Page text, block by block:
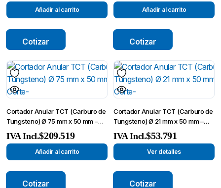
Añadir al carrito
Cotizar
Añadir al carrito
Cotizar
Cortador Anular TCT (Carburo de
Tungsteno) Ø 75 mm x 50 mm –
Broca de Corte-
$209.519
IVA Incl.
Añadir al carrito
Cotizar
Cortador Anular TCT (Carburo de
Tungsteno) Ø 21 mm x 50 mm –
Broca de Corte-
$53.791
IVA Incl.
Ver detalles
Cotizar